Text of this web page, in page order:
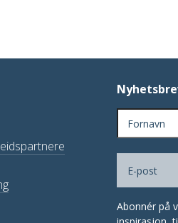
E-
post(Påkrevd)
Abonnér på